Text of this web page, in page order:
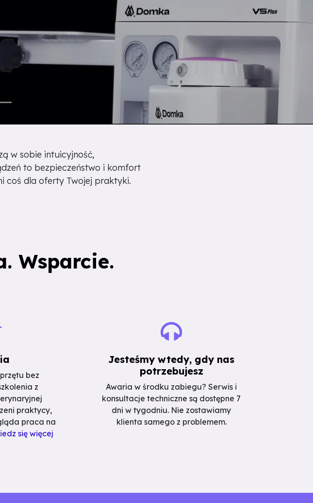
w sobie intuicyjność,
to bezpieczeństwo i komfort
coś dla oferty Twojej praktyki.
Wsparcie.
bez
z
praktycy,
praca na
się więcej
Jesteśmy wtedy, gdy nas
potrzebujesz
Awaria w środku zabiegu? Serwis i
konsultacje techniczne są dostępne 7
dni w tygodniu. Nie zostawiamy
klienta samego z problemem.